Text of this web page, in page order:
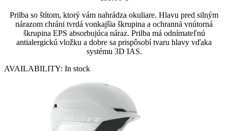
Prilba so štítom, ktorý vám nahrádza okuliare. Hlavu pred silným
nárazom chráni tvrdá vonkajšia škrupina a ochranná vnútorná
škrupina EPS absorbujúca náraz. Prilba má odnímateľnú
antialergickú vložku a dobre sa prispôsobí tvaru hlavy vďaka
systému 3D IAS.
AVAILABILITY: In stock